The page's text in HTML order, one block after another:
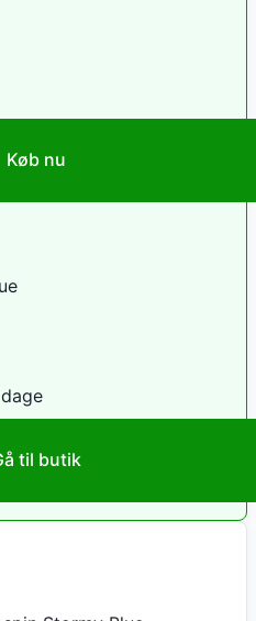
Køb nu
til butik